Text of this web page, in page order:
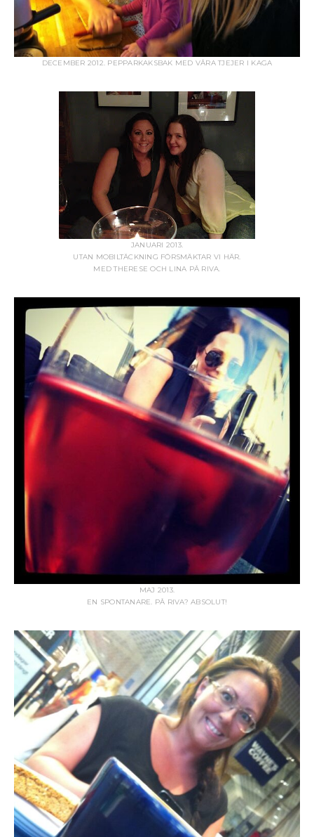
DECEMBER 2012. PEPPARKAKSBAK MED VÅRA TJEJER I KAGA
JANUARI 2013.
UTAN MOBILTÄCKNING FÖRSMÄKTAR VI HÄR.
MED THERESE OCH LINA PÅ RIVA.
MAJ 2013.
EN SPONTANARE. PÅ RIVA? ABSOLUT!